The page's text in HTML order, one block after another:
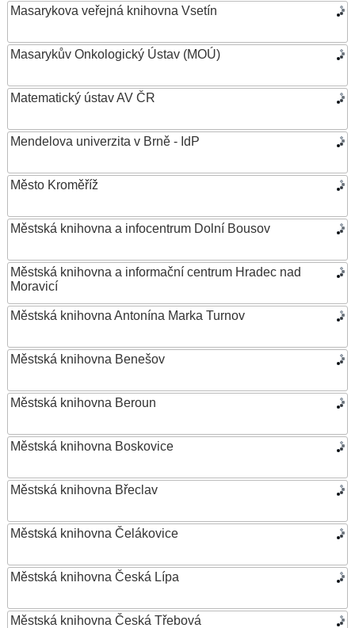
Masarykova veřejná knihovna Vsetín
Masarykův Onkologický Ústav (MOÚ)
Matematický ústav AV ČR
Mendelova univerzita v Brně - IdP
Město Kroměříž
Městská knihovna a infocentrum Dolní Bousov
Městská knihovna a informační centrum Hradec nad
Moravicí
Městská knihovna Antonína Marka Turnov
Městská knihovna Benešov
Městská knihovna Beroun
Městská knihovna Boskovice
Městská knihovna Břeclav
Městská knihovna Čelákovice
Městská knihovna Česká Lípa
Městská knihovna Česká Třebová